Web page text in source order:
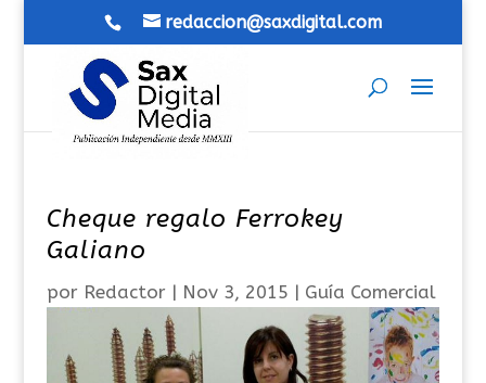
redaccion@saxdigital.com
Cheque regalo Ferrokey
Galiano
por Redactor| Nov 3, 2015 | Guía Comercial